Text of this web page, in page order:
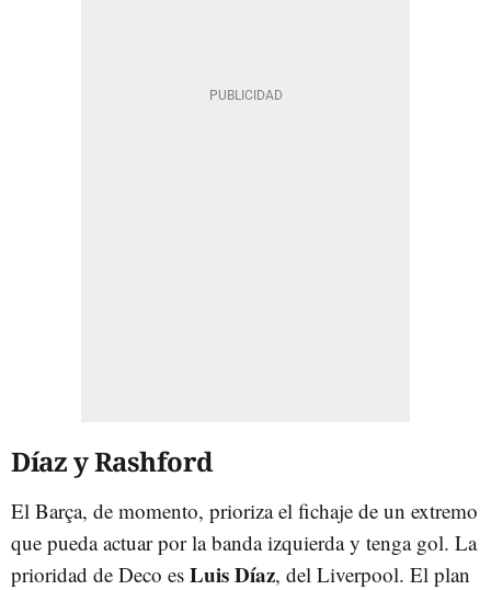
Díaz y Rashford
El Barça, de momento, prioriza el fichaje de un extremo
que pueda actuar por la banda izquierda y tenga gol. La
prioridad de Deco es Luis Díaz, del Liverpool. El plan